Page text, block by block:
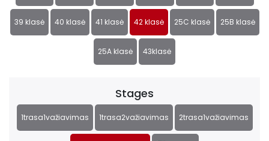
39 klasė 40 klasė 41 klasė 42 klasė 25C klasė 25B klasė
25A klasė 43klasė
Stages
1trasa1važiavimas 1trasa2važiavimas 2trasa1važiavimas